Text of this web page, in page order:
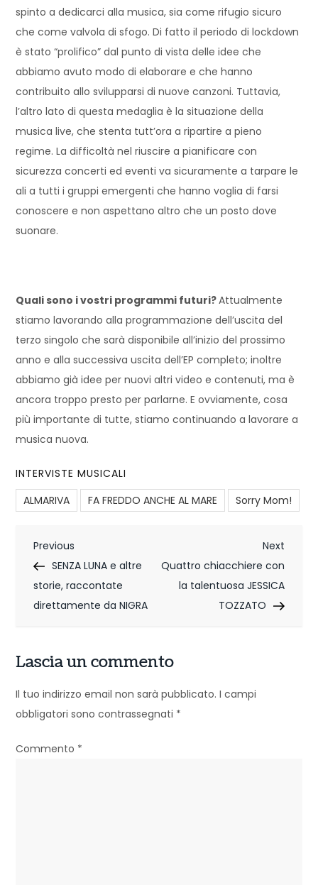
spinto a dedicarci alla musica, sia come rifugio sicuro
che come valvola di sfogo. Di fatto il periodo di lockdown
è stato “prolifico” dal punto di vista delle idee che
abbiamo avuto modo di elaborare e che hanno
contribuito allo svilupparsi di nuove canzoni. Tuttavia,
l’altro lato di questa medaglia è la situazione della
musica live, che stenta tutt’ora a ripartire a pieno
regime. La difficoltà nel riuscire a pianificare con
sicurezza concerti ed eventi va sicuramente a tarpare le
ali a tutti i gruppi emergenti che hanno voglia di farsi
conoscere e non aspettano altro che un posto dove
suonare.
Quali sono i vostri programmi futuri?Attualmente
stiamo lavorando alla programmazione dell’uscita del
terzo singolo che sarà disponibile all’inizio del prossimo
anno e alla successiva uscita dell’EP completo; inoltre
abbiamo già idee per nuovi altri video e contenuti, ma è
ancora troppo presto per parlarne. E ovviamente, cosa
più importante di tutte, stiamo continuando a lavorare a
musica nuova.
INTERVISTE MUSICALI
ALMARIVA
FA FREDDO ANCHE AL MARE Sorry Mom!
N
a
v
g
a
z
i
Previous
Post
Previous
SENZA LUNA e altre
storie, raccontate
direttamente da NIGRA
Next
Post
Next
Quattro chiacchiere con
la talentuosa JESSICA
TOZZATO
Lascia un commento
Il tuo indirizzo email non sarà pubblicato. I campi
obbligatori sono contrassegnati *
Commento *